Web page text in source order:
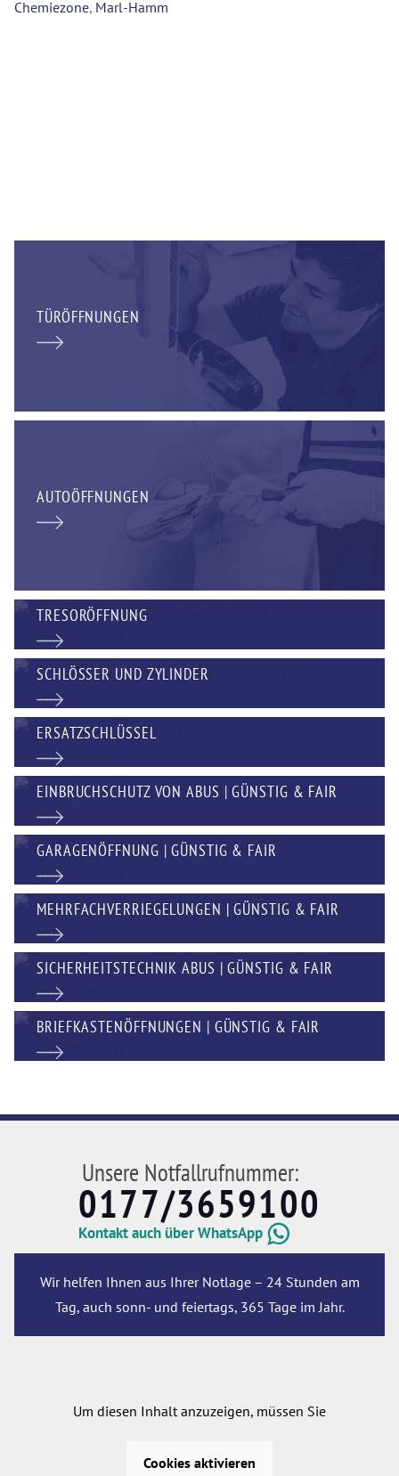
Chemiezone, Marl-Hamm
TÜRÖFFNUNGEN
AUTOÖFFNUNGEN
TRESORÖFFNUNG
SCHLÖSSER UND ZYLINDER
ERSATZSCHLÜSSEL
EINBRUCHSCHUTZ VON ABUS | GÜNSTIG & FAIR
GARAGENÖFFNUNG | GÜNSTIG & FAIR
MEHRFACHVERRIEGELUNGEN | GÜNSTIG & FAIR
SICHERHEITSTECHNIK ABUS | GÜNSTIG & FAIR
BRIEFKASTENÖFFNUNGEN | GÜNSTIG & FAIR
Unsere Notfallrufnummer:
0177/3659100
Kontakt auch über WhatsApp
Wir helfen Ihnen aus Ihrer Notlage – 24 Stunden am
Tag, auch sonn- und feiertags, 365 Tage im Jahr.
Um diesen Inhalt anzuzeigen, müssen Sie
Cookies aktivieren